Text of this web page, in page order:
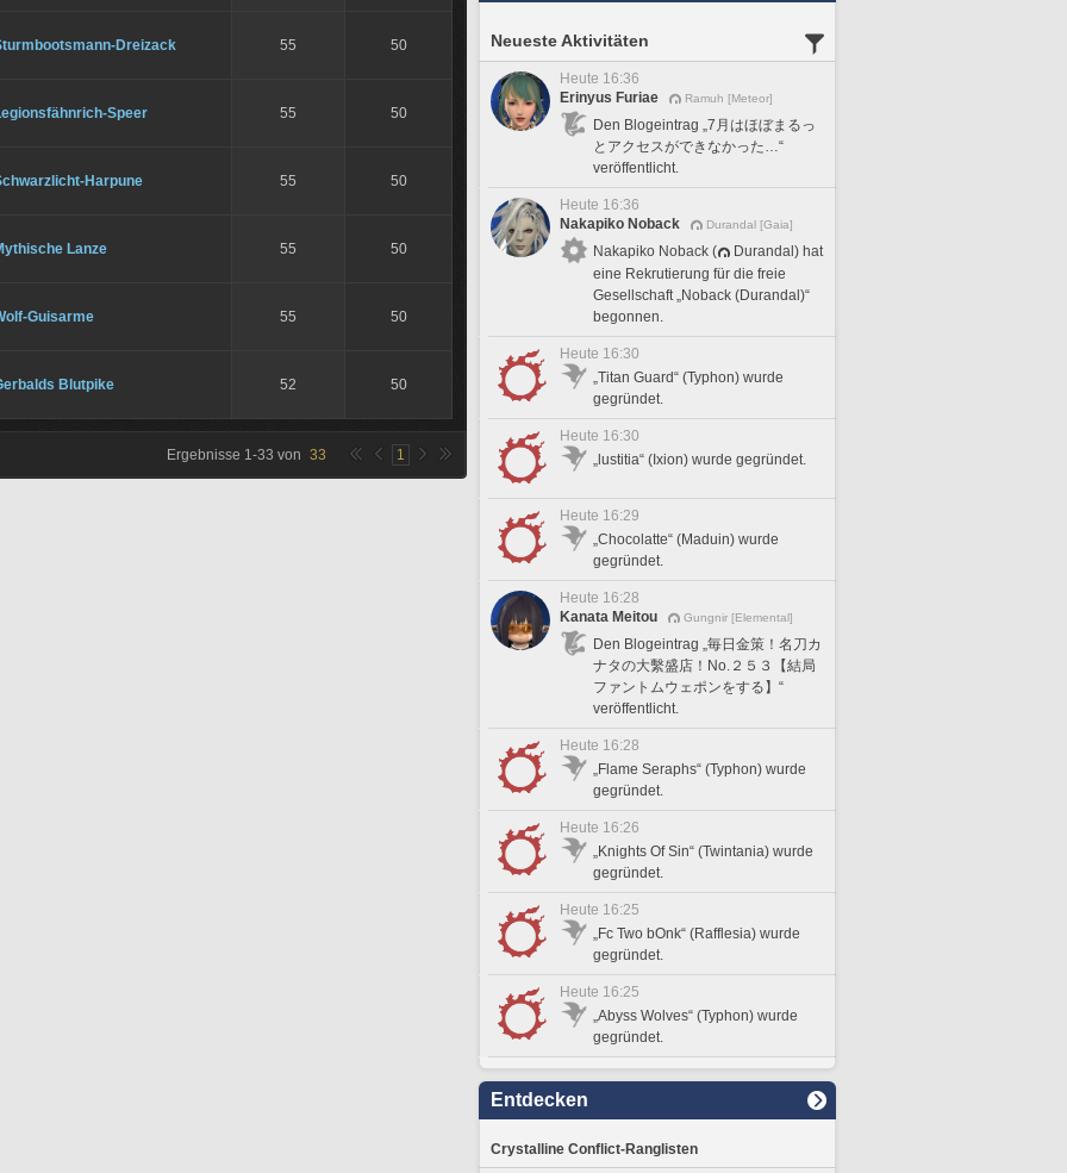
Dreizack 55 50
Speer 55 50
Harpune 55 50
Lanze 55 50
Guisarme 55 50
Blutpike 52 50
Ergebnisse 1-33 von 33 1
Neueste Aktivitäten
Heute 16:36
Erinyus Furiae
Ramuh [Meteor]
Den Blogeintrag „7月はほぼまるっ
とアクセスができなかった…“
veröffentlicht.
Heute 16:36
Nakapiko Noback
Durandal [Gaia]
Nakapiko Noback (
Durandal) hat
eine Rekrutierung für die freie
Gesellschaft „Noback (Durandal)“
begonnen.
Heute 16:30
„Titan Guard“ (Typhon) wurde
gegründet.
Heute 16:30
„lustitia“ (Ixion) wurde gegründet.
Heute 16:29
„Chocolatte“ (Maduin) wurde
gegründet.
Heute 16:28
Kanata Meitou
Gungnir [Elemental]
Den Blogeintrag „毎日金策！名刀カ
ナタの大繫盛店！No.２５３【結局
ファントムウェポンをする】“
veröffentlicht.
Heute 16:28
„Flame Seraphs“ (Typhon) wurde
gegründet.
Heute 16:26
„Knights Of Sin“ (Twintania) wurde
gegründet.
Heute 16:25
„Fc Two bOnk“ (Rafflesia) wurde
gegründet.
Heute 16:25
„Abyss Wolves“ (Typhon) wurde
gegründet.
Entdecken
Crystalline Conflict-Ranglisten